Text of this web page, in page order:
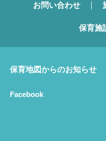
お問い合わせ
保育施
保育地図からのお知らせ
Facebook